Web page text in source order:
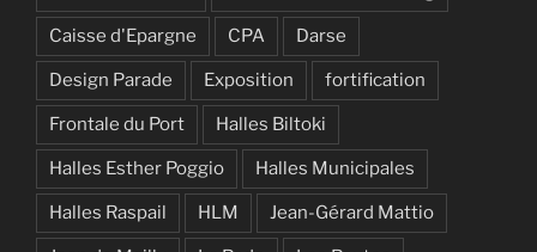
Caisse d'Epargne CPA Darse
Design Parade Exposition fortification
Frontale du Port Halles Biltoki
Halles Esther Poggio Halles Municipales
Halles Raspail HLM Jean-Gérard Mattio